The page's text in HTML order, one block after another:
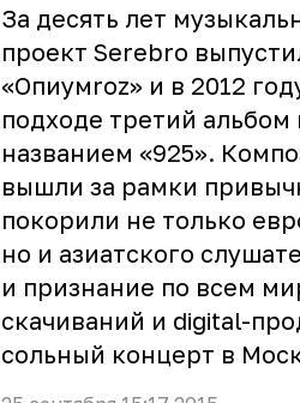
За десять лет
проект Serebro
«Опиумroz» и в 2012
подходе третий
названием «925».
вышли за рамки
покорили не только
но и азиатского
и признание по всем
скачиваний и digital-
сольный концерт в